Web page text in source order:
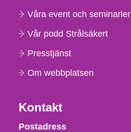
Våra event och seminarier
Vår podd Strålsäkert
Presstjänst
Om webbplatsen
Kontakt
Strålsäkerhetsmyndigheten
Postadress